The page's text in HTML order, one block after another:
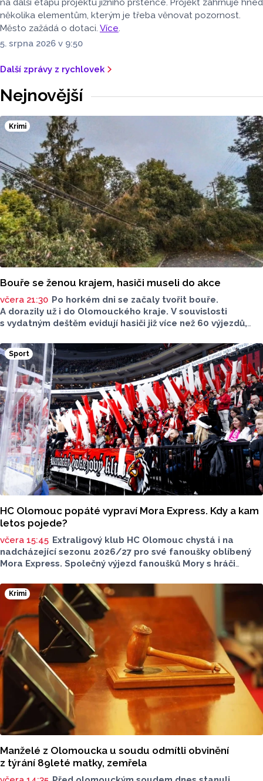
na další etapu projektu jižního prstence. Projekt zahrnuje hned
několika elementům, kterým je třeba věnovat pozornost.
Město zažádá o dotaci. Více.
5. srpna 2026 v 9:50
Další zprávy z rychlovek
Nejnovější
Krimi
Bouře se ženou krajem, hasiči museli do akce
včera 21:30 Po horkém dni se začaly tvořit bouře.
A dorazily už i do Olomouckého kraje. V souvislosti
s vydatným deštěm evidují hasiči již více než 60 výjezdů,
Olomouckého kraje o tom informoval na sociálních sítích.
Sport
HC Olomouc popáté vypraví Mora Express. Kdy a kam
letos pojede?
včera 15:45 Extraligový klub HC Olomouc chystá i na
nadcházející sezonu 2026/27 pro své fanoušky oblíbený
Mora Express. Společný výjezd fanoušků Mory s hráči
října. Stejně jako roky předtím, tak i letos bude cílovou
destinací pražská Libeň, kde kohouti vyzvou v O2 aréně
Spartu Praha.
Krimi
Manželé z Olomoucka u soudu odmítli obvinění
z týrání 89leté matky, zemřela